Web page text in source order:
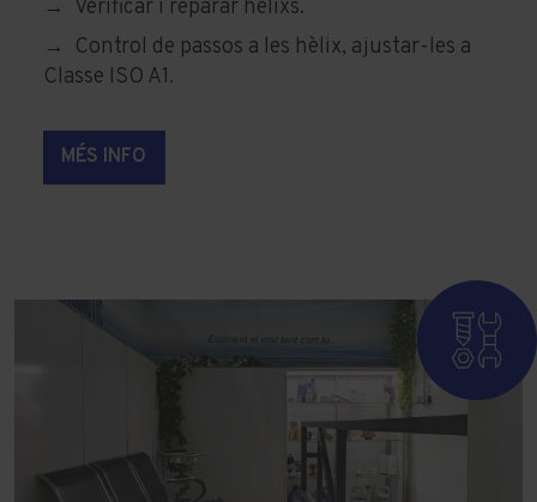
Verificar i reparar hèlixs.
Control de passos a les hèlix, ajustar-les a
Classe ISO A1.
MÉS INFO